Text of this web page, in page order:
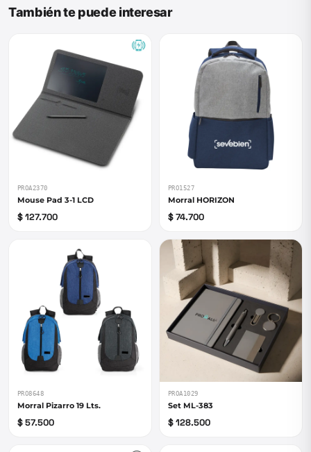
También te puede interesar
PROA2370
Mouse Pad 3-1 LCD
$ 127.700
PRO1527
Morral HORIZON
$ 74.700
PRO8648
Morral Pizarro 19 Lts.
$ 57.500
PROA1029
Set ML-383
$ 128.500